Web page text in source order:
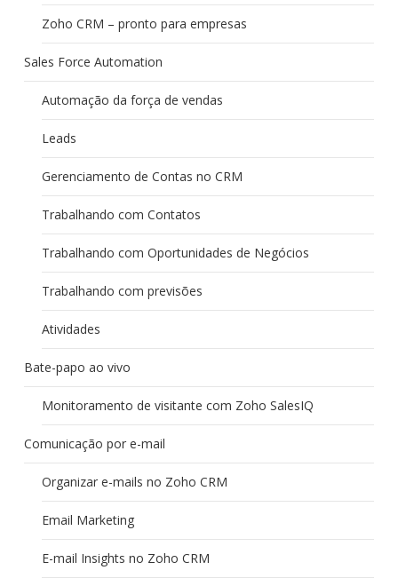
Zoho CRM – pronto para empresas
Sales Force Automation
Automação da força de vendas
Leads
Gerenciamento de Contas no CRM
Trabalhando com Contatos
Trabalhando com Oportunidades de Negócios
Trabalhando com previsões
Atividades
Bate-papo ao vivo
Monitoramento de visitante com Zoho SalesIQ
Comunicação por e-mail
Organizar e-mails no Zoho CRM
Email Marketing
E-mail Insights no Zoho CRM